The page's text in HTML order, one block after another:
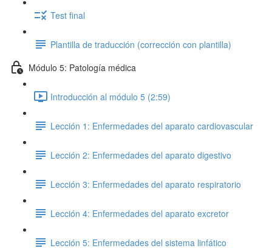
Test final
Plantilla de traducción (corrección con plantilla)
Módulo 5: Patología médica
Introducción al módulo 5 (2:59)
Lección 1: Enfermedades del aparato cardiovascular
Lección 2: Enfermedades del aparato digestivo
Lección 3: Enfermedades del aparato respiratorio
Lección 4: Enfermedades del aparato excretor
Lección 5: Enfermedades del sistema linfático